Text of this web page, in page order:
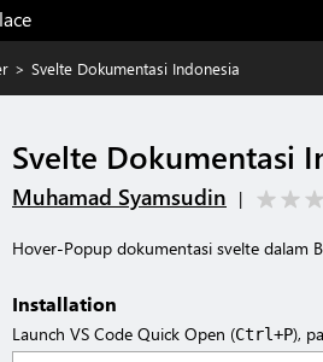
> Svelte Dokumentasi Indonesia
Svelte Dokumentasi
Muhamad Syamsudin |
Hover-Popup dokumentasi svelte dalam
Installation
Launch VS Code Quick Open (Ctrl+P),